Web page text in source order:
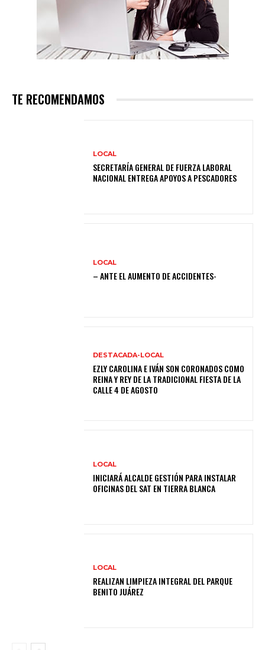
TE RECOMENDAMOS
LOCAL
SECRETARÍA GENERAL DE FUERZA LABORAL
NACIONAL ENTREGA APOYOS A PESCADORES
LOCAL
– ANTE EL AUMENTO DE ACCIDENTES-
DESTACADA-LOCAL
EZLY CAROLINA E IVÁN SON CORONADOS COMO
REINA Y REY DE LA TRADICIONAL FIESTA DE LA
CALLE 4 DE AGOSTO
LOCAL
INICIARÁ ALCALDE GESTIÓN PARA INSTALAR
OFICINAS DEL SAT EN TIERRA BLANCA
LOCAL
REALIZAN LIMPIEZA INTEGRAL DEL PARQUE
BENITO JUÁREZ